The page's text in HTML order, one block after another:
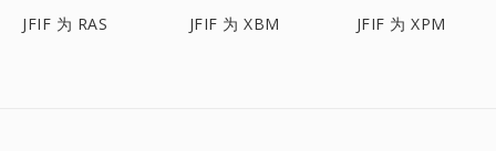
JFIF 为 RAS JFIF 为 XBM JFIF 为 XPM